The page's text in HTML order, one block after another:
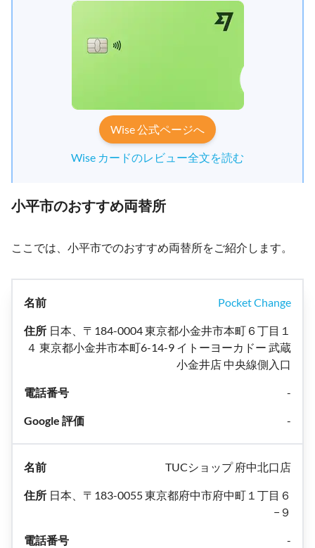
Wise 公式ページへ
Wise カードのレビュー全文を読む
小平市のおすすめ両替所
ここでは、小平市でのおすすめ両替所をご紹介します。
Pocket Change
日本、〒184-0004 東京都小金井市本町６丁目１
４ 東京都小金井市本町6-14-9 イトーヨーカドー 武蔵
小金井店 中央線側入口
-
-
TUCショップ 府中北口店
日本、〒183-0055 東京都府中市府中町１丁目６
−９
-